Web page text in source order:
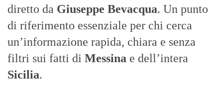
diretto da Giuseppe Bevacqua. Un punto
di riferimento essenziale per chi cerca
un’informazione rapida, chiara e senza
filtri sui fatti di Messina e dell’intera
Sicilia.